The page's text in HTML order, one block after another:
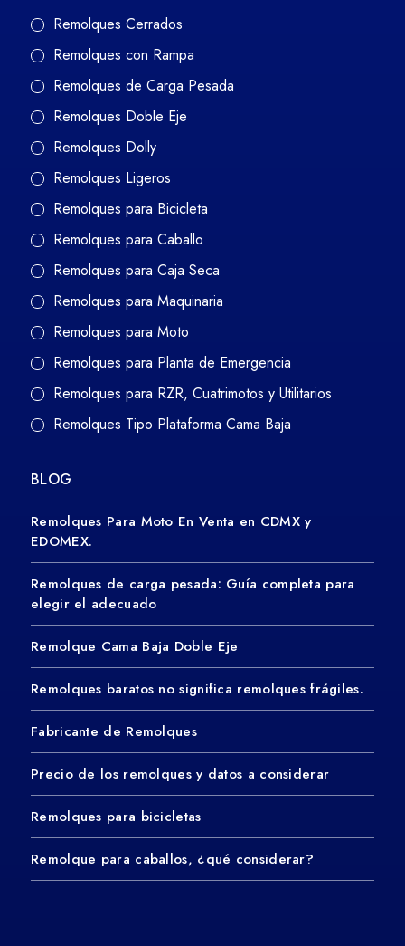
Remolques Cerrados
Remolques con Rampa
Remolques de Carga Pesada
Remolques Doble Eje
Remolques Dolly
Remolques Ligeros
Remolques para Bicicleta
Remolques para Caballo
Remolques para Caja Seca
Remolques para Maquinaria
Remolques para Moto
Remolques para Planta de Emergencia
Remolques para RZR, Cuatrimotos y Utilitarios
Remolques Tipo Plataforma Cama Baja
BLOG
Remolques Para Moto En Venta en CDMX y
EDOMEX.
Remolques de carga pesada: Guía completa para
elegir el adecuado
Remolque Cama Baja Doble Eje
Remolques baratos no significa remolques frágiles.
Fabricante de Remolques
Precio de los remolques y datos a considerar
Remolques para bicicletas
Remolque para caballos, ¿qué considerar?